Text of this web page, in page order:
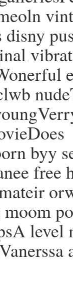
byy
level